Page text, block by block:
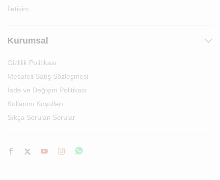
İletişim
Kurumsal
Gizlilik Politikası
Mesafeli Satış Sözleşmesi
İade ve Değişim Politikası
Kullanım Koşulları
Sıkça Sorulan Sorular